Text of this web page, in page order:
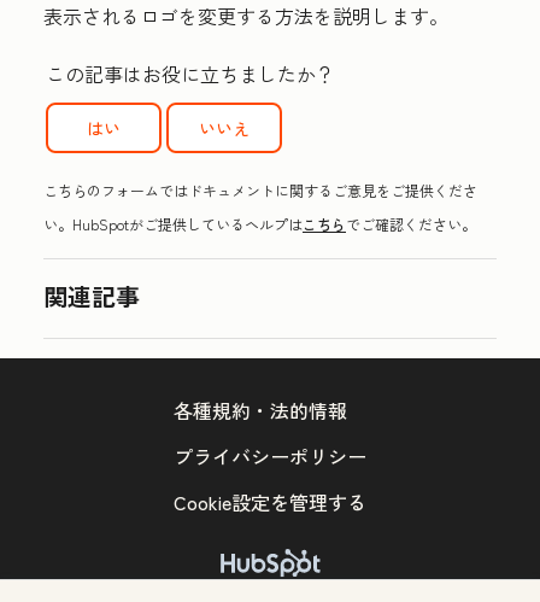
表示されるロゴを変更する方法を説明します。
この記事はお役に立ちましたか？
はい いいえ
こちらのフォームではドキュメントに関するご意見をご提供くださ
い。HubSpotがご提供しているヘルプはこちらでご確認ください。
関連記事
各種規約・法的情報
プライバシーポリシー
Cookie設定を管理する